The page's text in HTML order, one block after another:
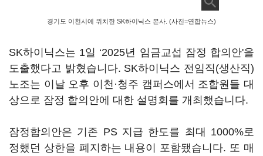
경기도 이천시에 위치한 SK하이닉스 본사. (사진=연합뉴스)
SK하이닉스는 1일 ‘2025년 임금교섭 잠정 합의안'을
도출했다고 밝혔습니다. SK하이닉스 전임직(생산직)
노조는 이날 오후 이천·청주 캠퍼스에서 조합원들 대
상으로 잠정 합의안에 대한 설명회를 개최했습니다.
잠정합의안은 기존 PS 지급 한도를 최대 1000%로
정했던 상한을 폐지하는 내용이 포함됐습니다. 또 매